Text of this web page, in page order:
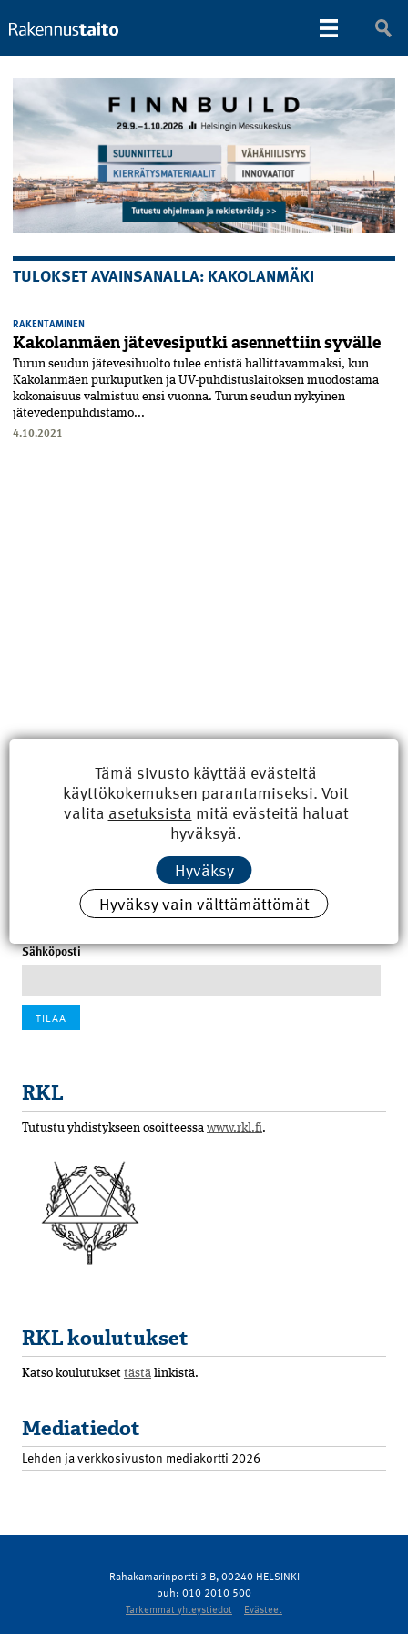
TULOKSET AVAINSANALLA: KAKOLANMÄKI
RAKENTAMINEN
Kakolanmäen jätevesiputki asennettiin syvälle
Turun seudun jätevesihuolto tulee entistä hallittavammaksi, kun
Kakolanmäen purkuputken ja UV-puhdistuslaitoksen muodostama
kokonaisuus valmistuu ensi vuonna. Turun seudun nykyinen
jätevedenpuhdistamo...
4.10.2021
Kyberisku kiinteistötietoihin haittaisi energiarakentamista
8.6.2026 15:21
Tilaa uutiskirje
Sähköposti
RKL
Tutustu yhdistykseen osoitteessa www.rkl.fi.
RKL koulutukset
Katso koulutukset tästä linkistä.
Mediatiedot
Lehden ja verkkosivuston mediakortti 2026
Rahakamarinportti 3 B, 00240 HELSINKI
puh: 010 2010 500
Tarkemmat yhteystiedot Evästeet
Tämä sivusto käyttää evästeitä
käyttökokemuksen parantamiseksi. Voit
valita asetuksista mitä evästeitä haluat
hyväksyä.
Hyväksy
Hyväksy vain välttämättömät